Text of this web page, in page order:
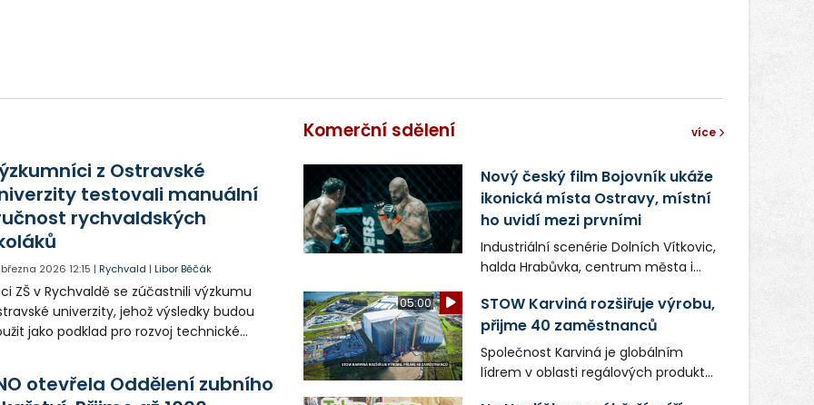
z Ostravské
testovali manuální
rychvaldských
března 2026 12:15 |Rychvald |Libor Běčák
ZŠ v Rychvaldě se zúčastnili výzkumu
univerzity, jehož výsledky budou
jako podklad pro rozvoj technické
otevřela Oddělení zubního
Komerční sdělení více
Nový český film Bojovník ukáže
ikonická místa Ostravy, místní
ho uvidí mezi prvními
Industriální scenérie Dolních Vítkovic,
halda Hrabůvka, centrum města i
v novém filmu Bojovník, který vstoupí
do kin už 13. srpna. Režiséři Vojtěch
Frič a Tomáš Dianiška si
moravskoslezskou metropoli
nevybrali náhodou – její syrová
05:00
STOW Karviná rozšiřuje výrobu,
přijme 40 zaměstnanců
Společnost Karviná je globálním
lídrem v oblasti regálových produktů